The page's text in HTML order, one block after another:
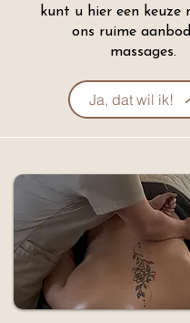
kunt u hier een keuze
ons ruime
massages.
Ja, dat wil ik!